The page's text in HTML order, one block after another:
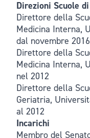
Direzioni Scuole
Direttore della
Medicina Interna,
dal novembre
Direttore della
Medicina Interna,
nel 2012
Direttore della
Geriatria,
al 2012
Incarichi
Membro del